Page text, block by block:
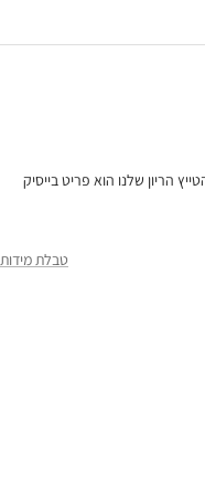
הריון שלנו הוא פריט בייסיק
טבלת מידות